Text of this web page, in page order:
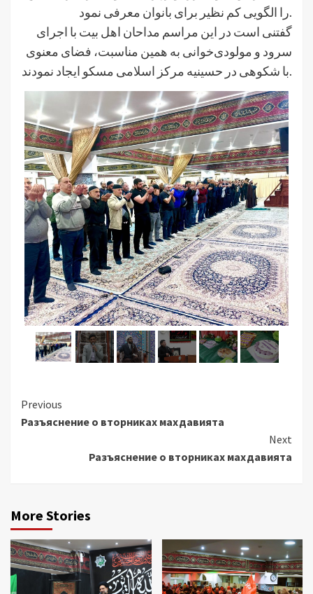
را الگویی کم نظیر برای بانوان معرفی نمود.
گفتنی است در این مراسم مداحان اهل بیت با اجرای
سرود و مولودی‌خوانی به همین مناسبت، فضای معنوی
با شکوهی در حسینیه مرکز اسلامی مسکو ایجاد نمودند.
Continue
Reading
Previous
Разъяснение о вторниках махдавията
Next
Разъяснение о вторниках махдавията
More Stories